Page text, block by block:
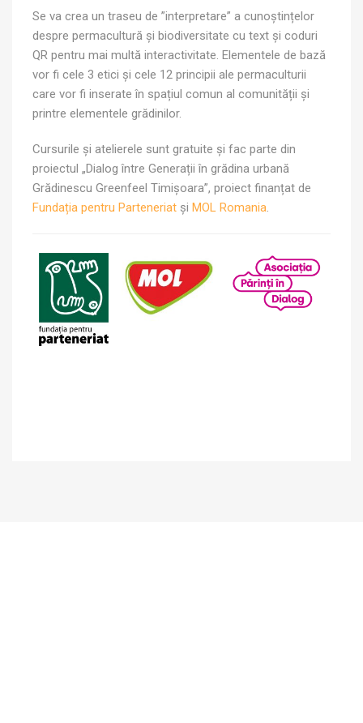
Se va crea un traseu de ”interpretare” a cunoștințelor
despre permacultură și biodiversitate cu text și coduri
QR pentru mai multă interactivitate. Elementele de bază
vor fi cele 3 etici și cele 12 principii ale permaculturii
care vor fi inserate în spațiul comun al comunității și
printre elementele grădinilor.
Cursurile și atelierele sunt gratuite și fac parte din
proiectul „Dialog între Generații în grădina urbană
Grădinescu Greenfeel Timișoara”, proiect finanțat de
Fundația pentru Parteneriat și MOL Romania